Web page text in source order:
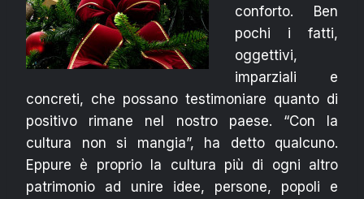
conforto. Ben
pochi i fatti,
oggettivi,
imparziali e
concreti, che possano testimoniare quanto di
positivo rimane nel nostro paese. “Con la
cultura non si mangia”, ha detto qualcuno.
Eppure è proprio la cultura più di ogni altro
patrimonio ad unire idee, persone, popoli e